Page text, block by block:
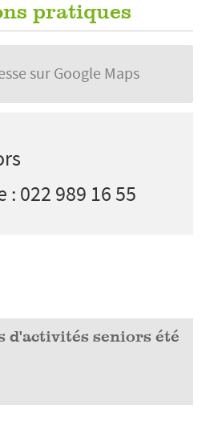
pratiques
sur Google Maps
: 022 989 16 55
d'activités seniors été